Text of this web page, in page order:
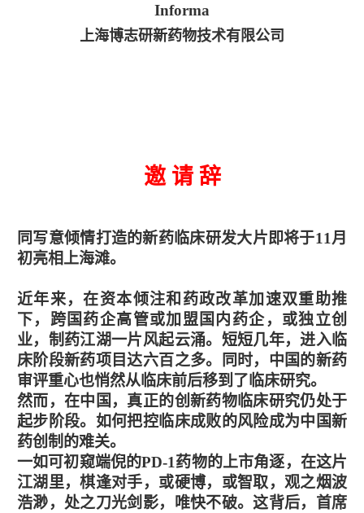
Informa
上海博志研新药物技术有限公司
邀 请 辞
同写意倾情打造的新药临床研发大片即将于11月
初亮相上海滩。
近年来，在资本倾注和药政改革加速双重助推
下，跨国药企高管或加盟国内药企，或独立创
业，制药江湖一片风起云涌。短短几年，进入临
床阶段新药项目达六百之多。同时，中国的新药
审评重心也悄然从临床前后移到了临床研究。
然而，在中国，真正的创新药物临床研究仍处于
起步阶段。如何把控临床成败的风险成为中国新
药创制的难关。
一如可初窥端倪的PD-1药物的上市角逐，在这片
江湖里，棋逢对手，或硬博，或智取，观之烟波
浩渺，处之刀光剑影，唯快不破。这背后，首席